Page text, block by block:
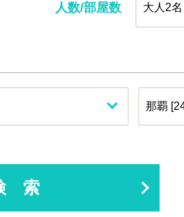
人数/部屋数
索